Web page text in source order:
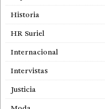
Historia
HR Suriel
Internacional
Intervistas
Justicia